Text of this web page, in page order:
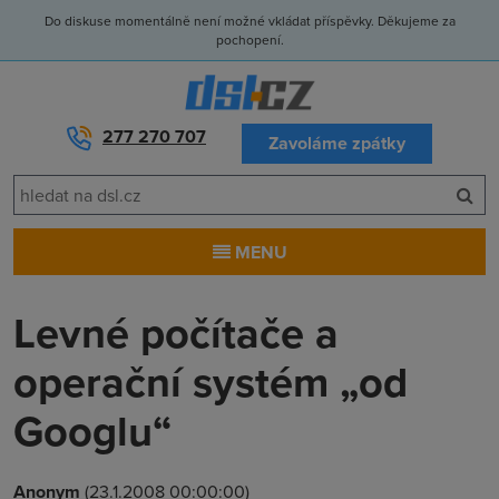
Do diskuse momentálně není možné vkládat příspěvky. Děkujeme za
pochopení.
277 270 707 Zavoláme zpátky
MENU
Levné počítače a
operační systém „od
Googlu“
Anonym (23.1.2008 00:00:00)